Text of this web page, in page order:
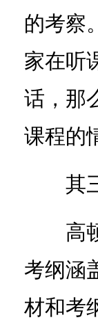
的考察
家在听
话，那
课程的
其三
高顿
考纲涵
材和考